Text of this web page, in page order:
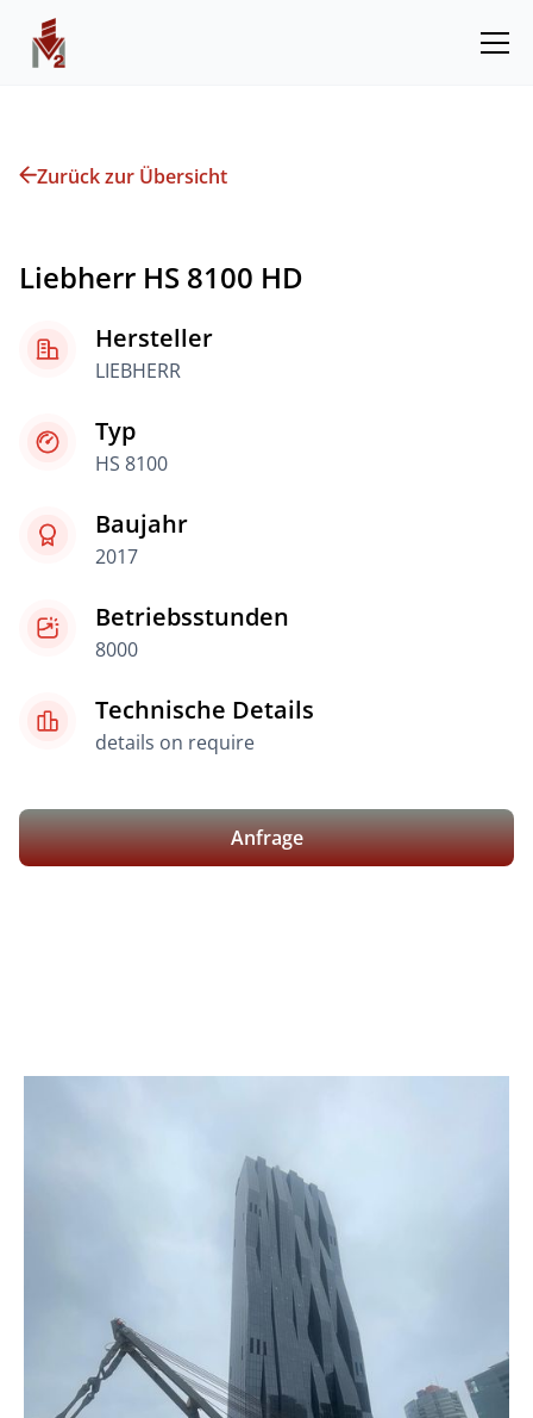
Zurück zur Übersicht
Liebherr HS 8100 HD
Hersteller
LIEBHERR
Typ
HS 8100
Baujahr
2017
Betriebsstunden
8000
Technische Details
details on require
Anfrage